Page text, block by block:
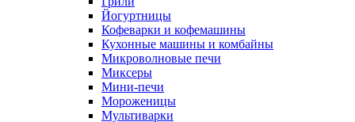
Йогуртницы
Кофеварки и кофемашины
Кухонные машины и комбайны
Микроволновые печи
Миксеры
Мини-печи
Мороженицы
Мультиварки